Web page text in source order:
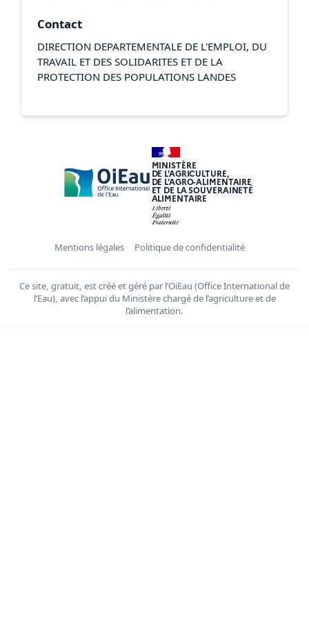
Contact
DIRECTION DEPARTEMENTALE DE L'EMPLOI, DU
TRAVAIL ET DES SOLIDARITES ET DE LA
PROTECTION DES POPULATIONS LANDES
MINISTÈRE
DE L'AGRICULTURE,
DE L'AGRO-ALIMENTAIRE
ET DE LA SOUVERAINETÉ
ALIMENTAIRE
Mentions légales Politique de confidentialité
Ce site, gratuit, est créé et géré par l’OiEau (Office International de
l’Eau), avec l’appui du Ministère chargé de l’agriculture et de
l’alimentation.